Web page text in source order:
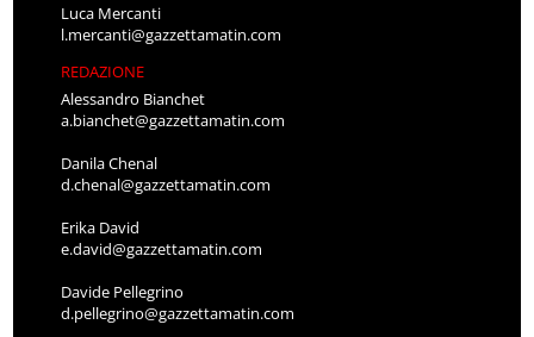
Luca Mercanti
l.mercanti@gazzettamatin.com
REDAZIONE
Alessandro Bianchet
a.bianchet@gazzettamatin.com
Danila Chenal
d.chenal@gazzettamatin.com
Erika David
e.david@gazzettamatin.com
Davide Pellegrino
d.pellegrino@gazzettamatin.com